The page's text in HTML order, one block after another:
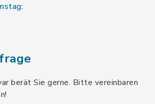
berät Sie gerne. Bitte vereinbaren